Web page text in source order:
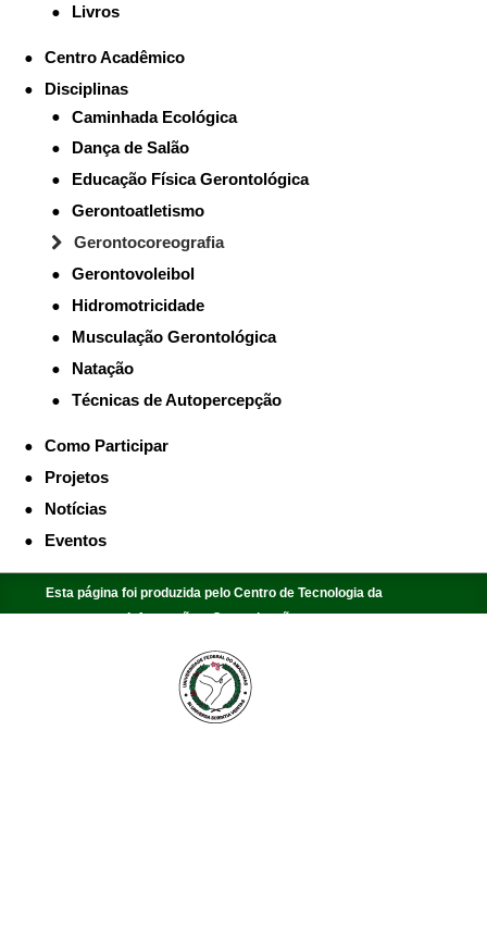
Livros
Centro Acadêmico
Disciplinas
Caminhada Ecológica
Dança de Salão
Educação Física Gerontológica
Gerontoatletismo
Gerontocoreografia
Gerontovoleibol
Hidromotricidade
Musculação Gerontológica
Natação
Técnicas de Autopercepção
Como Participar
Projetos
Notícias
Eventos
Esta página foi produzida pelo Centro de Tecnologia da
Informação e Comunicação